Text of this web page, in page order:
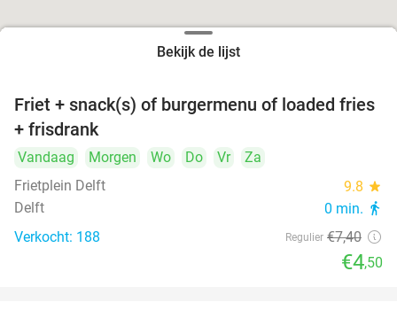
Bekijk de lijst
39%
Friet + snack(s) of burgermenu of loaded fries
+ frisdrank
Vandaag Morgen Wo Do Vr
Za
Frietplein Delft
9.8 star
Delft 0 min. directions_walk
Verkocht: 188 Regulier €7,40
€4,50